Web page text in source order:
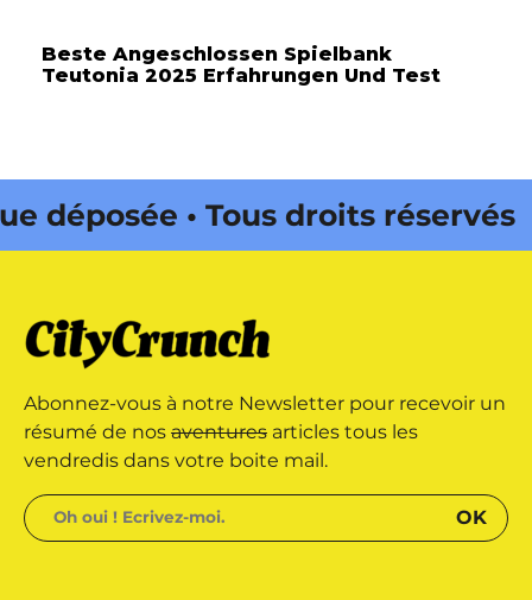
Beste Angeschlossen Spielbank
Teutonia 2025 Erfahrungen Und Test
• Tous droits réservés •
réservés • Magazine édité par
Abonnez-vous à notre Newsletter pour recevoir un
résumé de nos aventures articles tous les
vendredis dans votre boite mail.